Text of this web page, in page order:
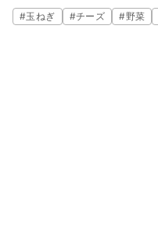
てみてくださいね。
#玉ねぎ #チーズ #野菜